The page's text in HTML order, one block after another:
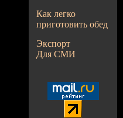
Как легко
приготовить обед
Экспорт
Для СМИ